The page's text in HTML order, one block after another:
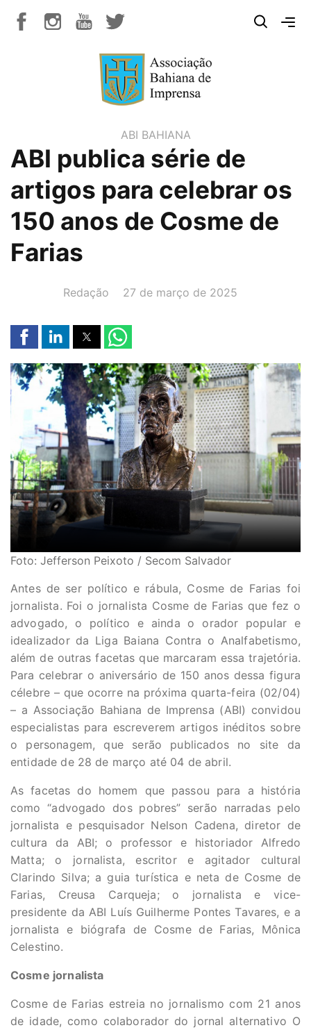
ABI BAHIANA
ABI publica série de
artigos para celebrar os
150 anos de Cosme de
Farias
AUTOR(A):
Redação DATA:
27 de março de 2025
Foto: Jefferson Peixoto / Secom Salvador
Antes de ser político e rábula, Cosme de Farias foi
jornalista. Foi o jornalista Cosme de Farias que fez o
advogado, o político e ainda o orador popular e
idealizador da Liga Baiana Contra o Analfabetismo,
além de outras facetas que marcaram essa trajetória.
Para celebrar o aniversário de 150 anos dessa figura
célebre – que ocorre na próxima quarta-feira (02/04)
– a Associação Bahiana de Imprensa (ABI) convidou
especialistas para escreverem artigos inéditos sobre
o personagem, que serão publicados no site da
entidade de 28 de março até 04 de abril.
As facetas do homem que passou para a história
como “advogado dos pobres” serão narradas pelo
jornalista e pesquisador Nelson Cadena, diretor de
cultura da ABI; o professor e historiador Alfredo
Matta; o jornalista, escritor e agitador cultural
Clarindo Silva; a guia turística e neta de Cosme de
Farias, Creusa Carqueja; o jornalista e vice-
presidente da ABI Luís Guilherme Pontes Tavares, e a
jornalista e biógrafa de Cosme de Farias, Mônica
Celestino.
Cosme jornalista
Cosme de Farias estreia no jornalismo com 21 anos
de idade, como colaborador do jornal alternativo O